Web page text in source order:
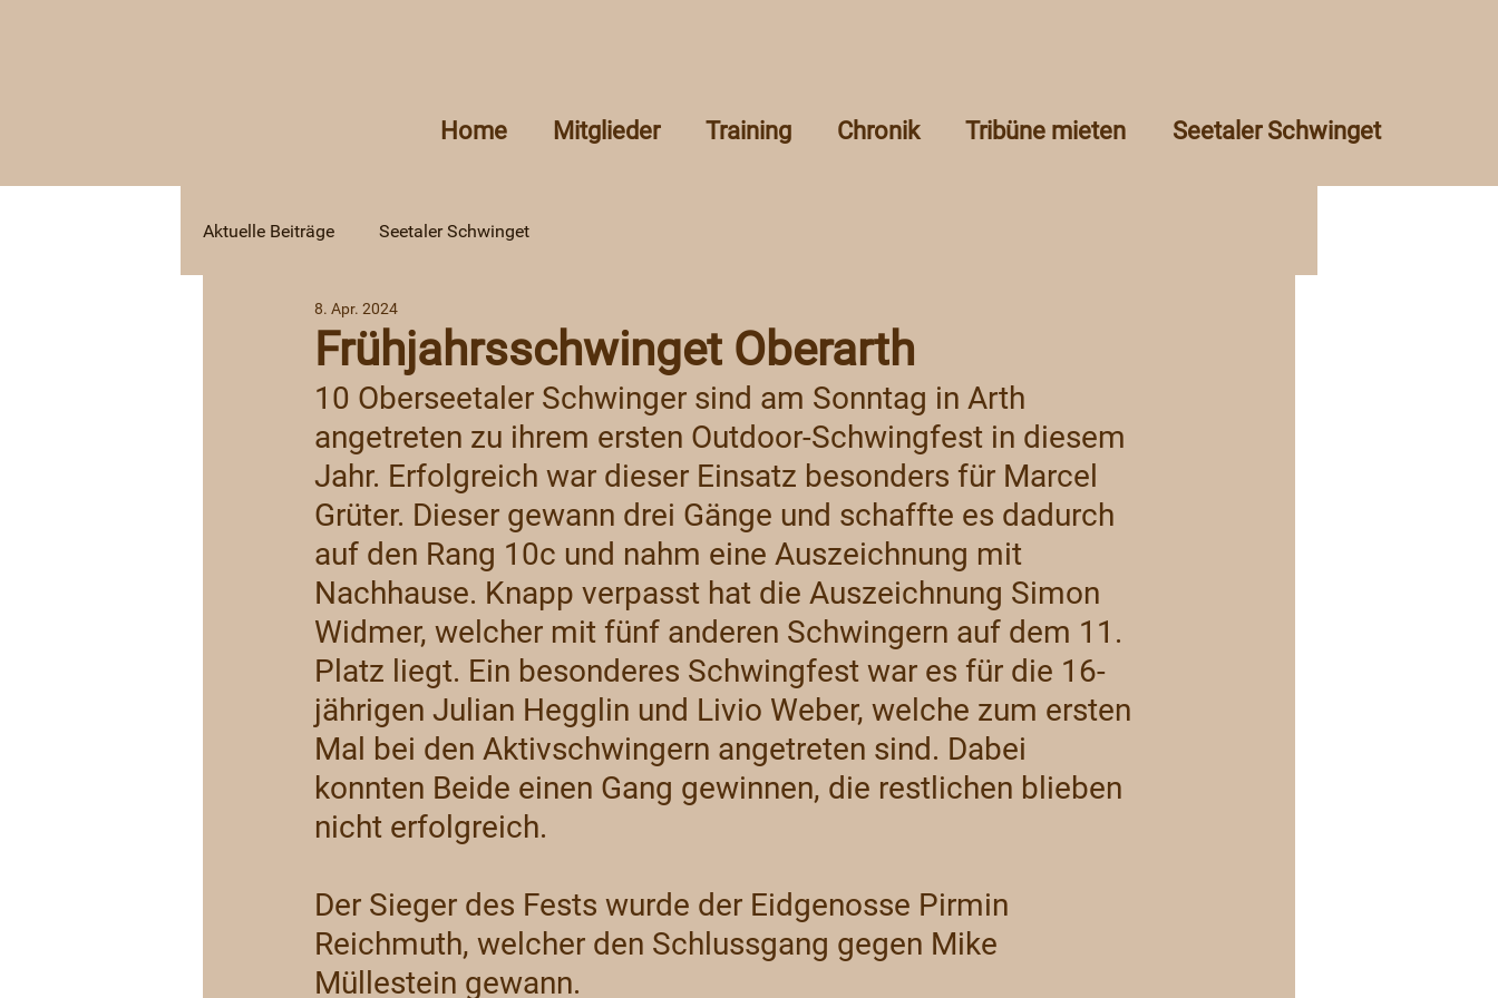
Home Mitglieder Training Chronik Tribüne mieten Seetaler Schwinget
Aktuelle Beiträge Seetaler Schwinget
Frühjahrsschwinget Oberarth
8. Apr. 2024
10 Oberseetaler Schwinger sind am Sonntag in Arth
angetreten zu ihrem ersten Outdoor-Schwingfest in diesem
Jahr. Erfolgreich war dieser Einsatz besonders für Marcel
Grüter. Dieser gewann drei Gänge und schaffte es dadurch
auf den Rang 10c und nahm eine Auszeichnung mit
Nachhause. Knapp verpasst hat die Auszeichnung Simon
Widmer, welcher mit fünf anderen Schwingern auf dem 11.
Platz liegt. Ein besonderes Schwingfest war es für die 16-
jährigen Julian Hegglin und Livio Weber, welche zum ersten
Mal bei den Aktivschwingern angetreten sind. Dabei
konnten Beide einen Gang gewinnen, die restlichen blieben
nicht erfolgreich.
Der Sieger des Fests wurde der Eidgenosse Pirmin
Reichmuth, welcher den Schlussgang gegen Mike
Müllestein gewann.